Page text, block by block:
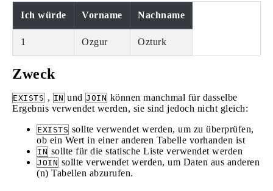
Ich würde Vorname Nachname
1 Ozgur Ozturk
Zweck
EXISTS , IN und JOIN können manchmal für dasselbe
Ergebnis verwendet werden, sie sind jedoch nicht gleich:
EXISTS sollte verwendet werden, um zu überprüfen,
ob ein Wert in einer anderen Tabelle vorhanden ist
IN sollte für die statische Liste verwendet werden
JOIN sollte verwendet werden, um Daten aus anderen
(n) Tabellen abzurufen.